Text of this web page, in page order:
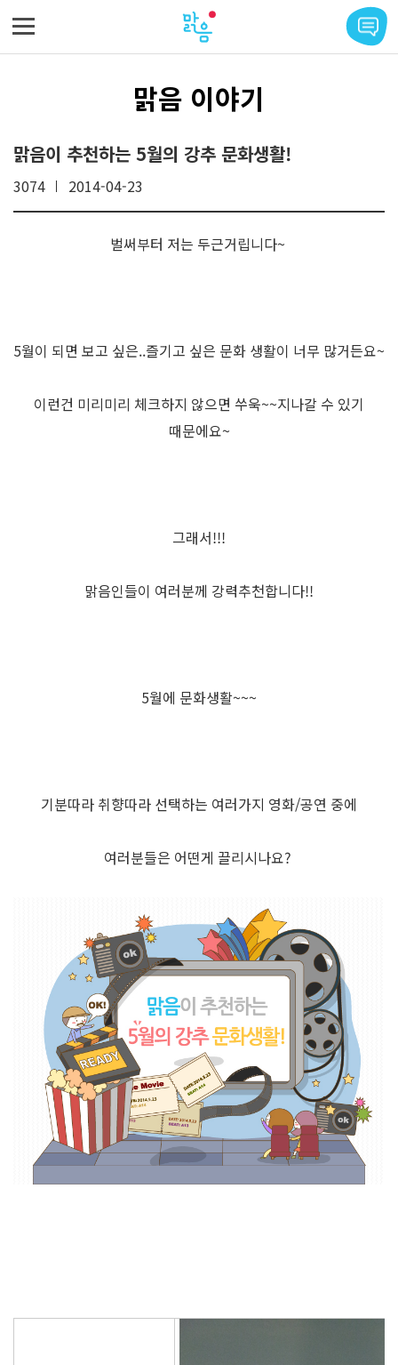
맑음 이야기
맑음이 추천하는 5월의 강추 문화생활!
3074 2014-04-23
벌써부터 저는 두근거립니다~
5월이 되면 보고 싶은..즐기고 싶은 문화 생활이 너무 많거든요~
이런건 미리미리 체크하지 않으면 쑤욱~~지나갈 수 있기
때문에요~
그래서!!!
맑음인들이 여러분께 강력추천합니다!!
5월에 문화생활~~~
기분따라 취향따라 선택하는 여러가지 영화/공연 중에
여러분들은 어떤게 끌리시나요?